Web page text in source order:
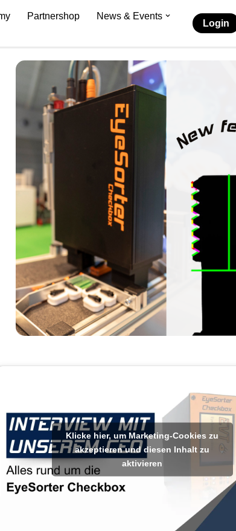
Partnershop News & Events
Login
Klicke hier, um Marketing-Cookies zu
akzeptieren und diesen Inhalt zu
aktivieren